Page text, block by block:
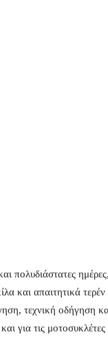
πολυδιάστατες
και απαιτητικά τερέν
τεχνική οδήγηση
για τις μοτοσυκλέτες